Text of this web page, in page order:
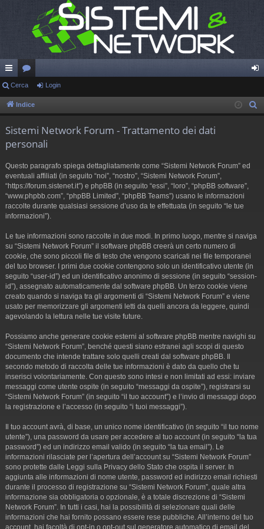
oll
eg
ti
R
ap
or
u in
Cerca Login
Indice
Sistemi Network Forum - Trattamento dei dati
personali
Questo paragrafo spiega dettagliatamente come “Sistemi Network Forum” ed
eventuali affiliati (in seguito “noi”, “nostro”, “Sistemi Network Forum”,
“https://forum.sistenet.it”) e phpBB (in seguito “essi”, “loro”, “phpBB software”,
“www.phpbb.com”, “phpBB Limited”, “phpBB Teams”) usano le informazioni
raccolte durante qualsiasi sessione d’uso da te effettuata (in seguito “le tue
informazioni”).
Le tue informazioni sono raccolte in due modi. In primo luogo, mentre si naviga
su “Sistemi Network Forum” il software phpBB creerà un certo numero di
cookie, che sono piccoli file di testo che vengono scaricati nei file temporanei
del tuo browser. I primi due cookie contengono solo un identificativo utente (in
seguito “user-id”) ed un identificativo anonimo di sessione (in seguito “session-
id”), assegnato automaticamente dal software phpBB. Un terzo cookie viene
creato quando si naviga tra gli argomenti di “Sistemi Network Forum” e viene
usato per memorizzare gli argomenti letti da quelli ancora da leggere, quindi
agevolando la lettura nelle tue visite future.
Possiamo anche generare cookie esterni al software phpBB mentre navighi su
“Sistemi Network Forum”, benché questi siano estranei agli scopi di questo
documento che intende trattare solo quelli creati dal software phpBB. Il
secondo metodo di raccolta delle tue informazioni è dato da quello che tu
inserisci volontariamente. Con questo sono intesi e non limitati ad essi: inviare
messaggi come utente ospite (in seguito “messaggi da ospite”), registrarsi su
“Sistemi Network Forum” (in seguito “il tuo account”) e l’invio di messaggi dopo
la registrazione e l’accesso (in seguito “i tuoi messaggi”).
Il tuo account avrà, di base, un unico nome identificativo (in seguito “il tuo nome
utente”), una password da usare per accedere al tuo account (in seguito “la tua
password”) ed un indirizzo email valido (in seguito “la tua email”). Le
informazioni rilasciate per l’apertura dell’account su “Sistemi Network Forum”
sono protette dalle Leggi sulla Privacy dello Stato che ospita il server. In
aggiunta alle informazioni di nome utente, password ed indirizzo email richiesti
durante il processo di registrazione su “Sistemi Network Forum”, quale altra
informazione sia obbligatoria o opzionale, è a totale discrezione di “Sistemi
Network Forum”. In tutti i casi, hai la possibilità di selezionare quali delle
informazioni che hai fornito possano essere rese pubbliche. All’interno del tuo
account, hai facoltà di opt-in o opt-out sul generatore automatico di email del